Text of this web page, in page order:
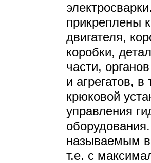
прикреплены
двигателя,
коробки,
части,
и агрегатов,
крюковой
управления
называемым
т.е. с